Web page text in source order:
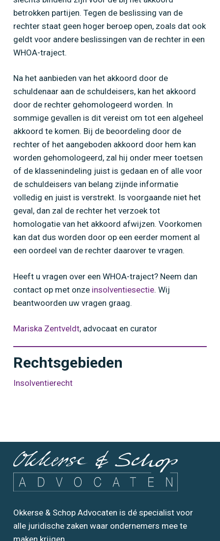
betrokken partijen. Tegen de beslissing van de
rechter staat geen hoger beroep open, zoals dat ook
geldt voor andere beslissingen van de rechter in een
WHOA-traject.
Na het aanbieden van het akkoord door de
schuldenaar aan de schuldeisers, kan het akkoord
door de rechter gehomologeerd worden. In
sommige gevallen is dit vereist om tot een algeheel
akkoord te komen. Bij de beoordeling door de
rechter of het aangeboden akkoord door hem kan
worden gehomologeerd, zal hij onder meer toetsen
of de klassenindeling juist is gedaan en of alle voor
de schuldeisers van belang zijnde informatie
volledig en juist is verstrekt. Is voorgaande niet het
geval, dan zal de rechter het verzoek tot
homologatie van het akkoord afwijzen. Voorkomen
kan dat dus worden door op een eerder moment al
een oordeel van de rechter daarover te vragen.
Heeft u vragen over een WHOA-traject? Neem dan
contact op met onze insolventiesectie. Wij
beantwoorden uw vragen graag.
Mariska Zentveldt, advocaat en curator
Rechtsgebieden
Insolventierecht
Okkerse & Schop Advocaten is dé specialist voor
alle juridische zaken waar ondernemers mee te